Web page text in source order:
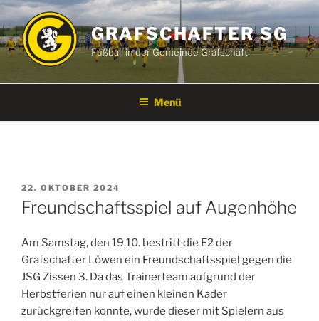
Zum
Inhalt
springen
GRAFSCHAFTER SG
Fußball in der Gemeinde Grafschaft
Menü
VERÖFFENTLICHT
AM
22. OKTOBER 2024
Freundschaftsspiel auf Augenhöhe
Am Samstag, den 19.10. bestritt die E2 der
Grafschafter Löwen ein Freundschaftsspiel gegen die
JSG Zissen 3. Da das Trainerteam aufgrund der
Herbstferien nur auf einen kleinen Kader
zurückgreifen konnte, wurde dieser mit Spielern aus